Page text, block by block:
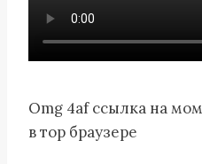
Omg 4af ссылка на
в тор браузере